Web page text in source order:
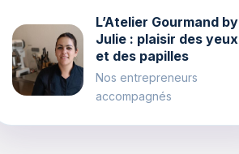
L’Atelier Gourmand by
Julie : plaisir des yeux
et des papilles
Nos entrepreneurs
accompagnés